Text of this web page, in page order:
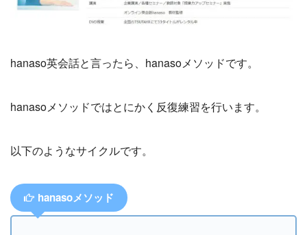
hanaso英会話と言ったら、hanasoメソッドです。
hanasoメソッドではとにかく反復練習を行います。
以下のようなサイクルです。
hanasoメソッド